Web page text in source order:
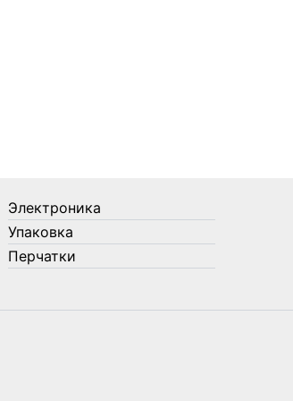
Электроника
Упаковка
Перчатки